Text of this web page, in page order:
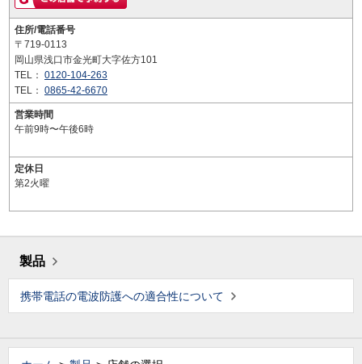
住所/電話番号
〒719-0113
岡山県浅口市金光町大字佐方101
TEL： 0120-104-263
TEL： 0865-42-6670
営業時間
午前9時〜午後6時
定休日
第2火曜
製品
携帯電話の電波防護への適合性について